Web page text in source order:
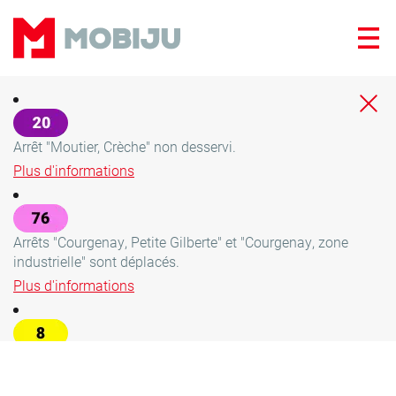
I
N
F
O
T
R
A
Arrêt "Moutier, Crèche" non desservi.
Plus d'informations
Arrêts "Courgenay, Petite Gilberte" et "Courgenay, zone
industrielle" sont déplacés.
Plus d'informations